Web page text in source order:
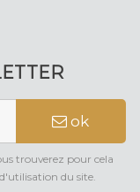
ok
trouverez pour cela
du site.